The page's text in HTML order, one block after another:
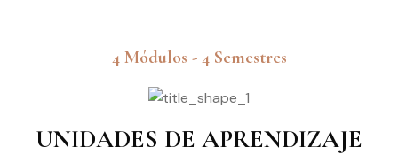
4 Módulos - 4 Semestres
UNIDADES DE APRENDIZAJE